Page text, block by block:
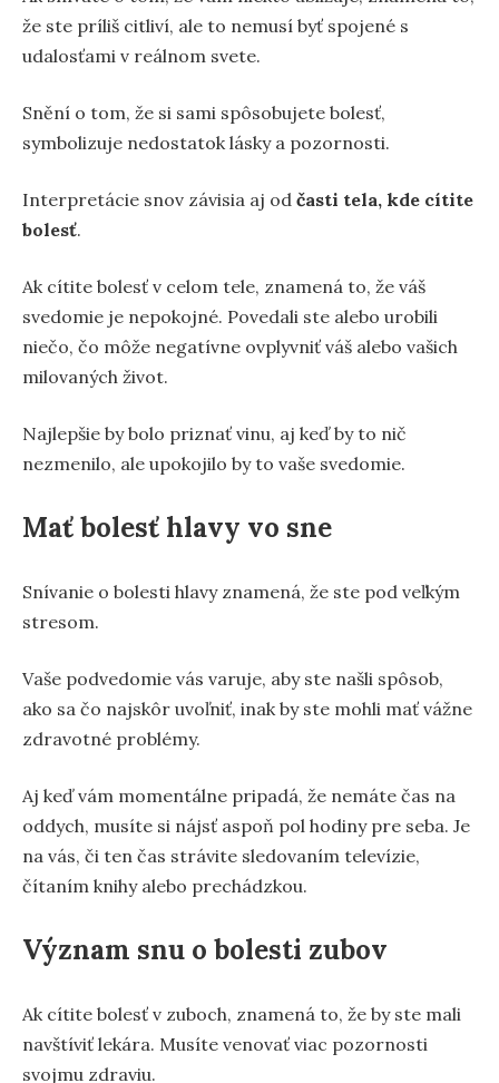
že ste príliš citliví, ale to nemusí byť spojené s
udalosťami v reálnom svete.
Snění o tom, že si sami spôsobujete bolesť,
symbolizuje nedostatok lásky a pozornosti.
Interpretácie snov závisia aj od časti tela, kde cítite
bolesť.
Ak cítite bolesť v celom tele, znamená to, že váš
svedomie je nepokojné. Povedali ste alebo urobili
niečo, čo môže negatívne ovplyvniť váš alebo vašich
milovaných život.
Najlepšie by bolo priznať vinu, aj keď by to nič
nezmenilo, ale upokojilo by to vaše svedomie.
Mať bolesť hlavy vo sne
Snívanie o bolesti hlavy znamená, že ste pod veľkým
stresom.
Vaše podvedomie vás varuje, aby ste našli spôsob,
ako sa čo najskôr uvoľniť, inak by ste mohli mať vážne
zdravotné problémy.
Aj keď vám momentálne pripadá, že nemáte čas na
oddych, musíte si nájsť aspoň pol hodiny pre seba. Je
na vás, či ten čas strávite sledovaním televízie,
čítaním knihy alebo prechádzkou.
Význam snu o bolesti zubov
Ak cítite bolesť v zuboch, znamená to, že by ste mali
navštíviť lekára. Musíte venovať viac pozornosti
svojmu zdraviu.